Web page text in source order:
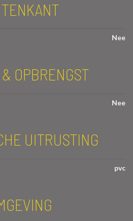
Nee
OPBRENGST
Nee
UITRUSTING
pvc